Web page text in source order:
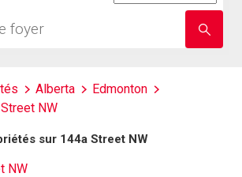
nom
Alberta
Edmonton
NW
sur 144a Street NW
NW